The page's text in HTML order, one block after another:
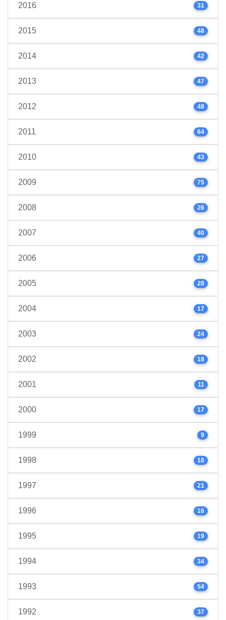
2016 31
2015 48
2014 42
2013 47
2012 48
2011 64
2010 43
2009 75
2008 26
2007 40
2006 27
2005 28
2004 17
2003 24
2002 18
2001 11
2000 17
1999 9
1998 18
1997 21
1996 16
1995 19
1994 34
1993 54
1992 37